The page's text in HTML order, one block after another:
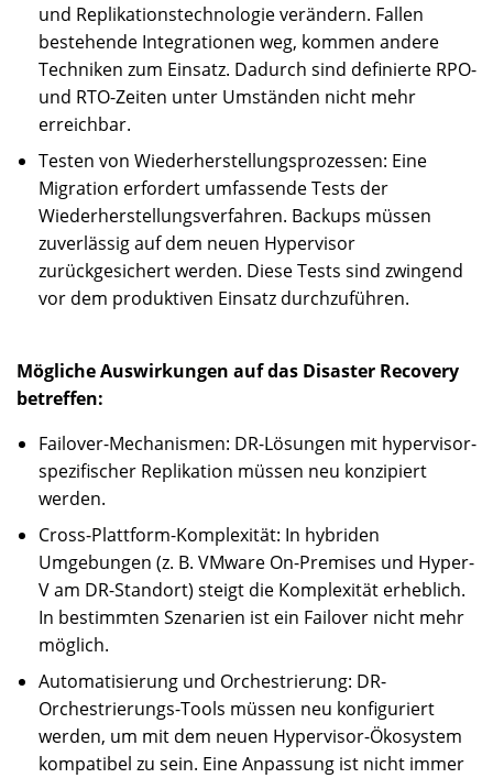
und Replikationstechnologie verändern. Fallen
bestehende Integrationen weg, kommen andere
Techniken zum Einsatz. Dadurch sind definierte RPO-
und RTO-Zeiten unter Umständen nicht mehr
erreichbar.
Testen von Wiederherstellungsprozessen: Eine
Migration erfordert umfassende Tests der
Wiederherstellungsverfahren. Backups müssen
zuverlässig auf dem neuen Hypervisor
zurückgesichert werden. Diese Tests sind zwingend
vor dem produktiven Einsatz durchzuführen.
Mögliche Auswirkungen auf das Disaster Recovery
betreffen:
Failover-Mechanismen: DR-Lösungen mit hypervisor-
spezifischer Replikation müssen neu konzipiert
werden.
Cross-Plattform-Komplexität: In hybriden
Umgebungen (z. B. VMware On-Premises und Hyper-
V am DR-Standort) steigt die Komplexität erheblich.
In bestimmten Szenarien ist ein Failover nicht mehr
möglich.
Automatisierung und Orchestrierung: DR-
Orchestrierungs-Tools müssen neu konfiguriert
werden, um mit dem neuen Hypervisor-Ökosystem
kompatibel zu sein. Eine Anpassung ist nicht immer